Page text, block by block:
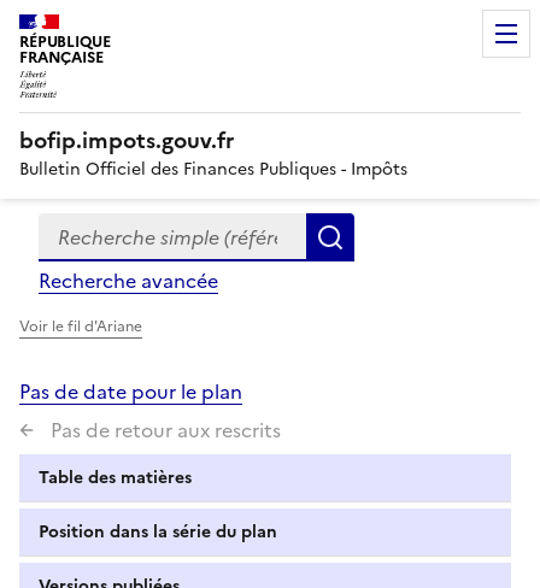
RÉPUBLIQUE
FRANÇAISE
bofip.impots.gouv.fr
Bulletin Officiel des Finances Publiques - Impôts
Formulaire
de
recherche
Recherche simple (références, mots clés, partie du
Recherche avancée
Voir le fil d'Ariane
Pas de date pour le plan
Pas de retour aux rescrits
Table des matières
Position dans la série du plan